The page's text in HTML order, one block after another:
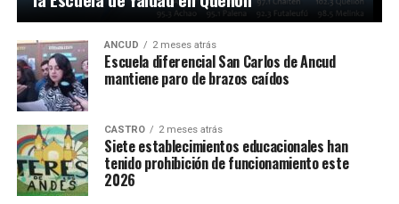
ANCUD 2 meses atrás
Escuela diferencial San Carlos de Ancud
mantiene paro de brazos caídos
CASTRO 2 meses atrás
Siete establecimientos educacionales han
tenido prohibición de funcionamiento este
2026